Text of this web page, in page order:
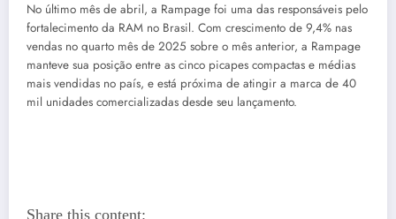
No último mês de abril, a Rampage foi uma das responsáveis pelo
fortalecimento da RAM no Brasil. Com crescimento de 9,4% nas
vendas no quarto mês de 2025 sobre o mês anterior, a Rampage
manteve sua posição entre as cinco picapes compactas e médias
mais vendidas no país, e está próxima de atingir a marca de 40
mil unidades comercializadas desde seu lançamento.
Share this content: